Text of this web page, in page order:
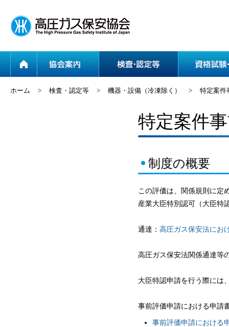
協会案内
ホーム > 検査・認定等 > 機器・設備（冷凍除く） > 特定案件
特定案件
制度の概要
この評価は、関係規則に定
産業大臣特別認可（大臣特
通達： 高圧ガス保安法にお
高圧ガス保安法関係通達等
大臣特認申請を行う際には
事前評価申請における申請
事前評価申請における